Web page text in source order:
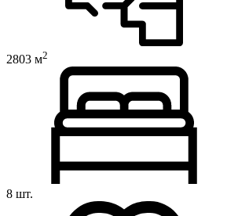
2803 м2
8 шт.